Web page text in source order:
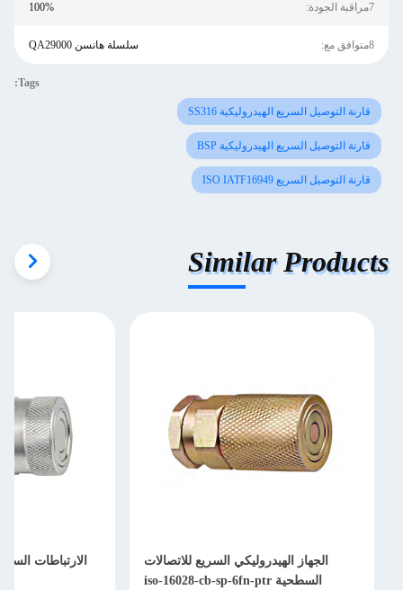
7مراقبة الجودة: 100%
8متوافق مع: سلسلة هانسن QA29000
Tags:
قارنة التوصيل السريع الهيدروليكية SS316
قارنة التوصيل السريع الهيدروليكية BSP
قارنة التوصيل السريع ISO IATF16949
Similar Products
الجهاز الهيدروليكي السريع للاتصالات
السطحية iso-16028-cb-sp-6fn-ptr
الارتباطات